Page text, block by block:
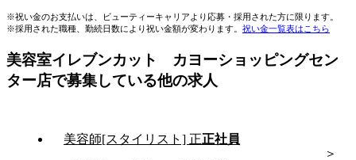
※祝い金のお支払いは、ビューティーキャリアより応募・採用された方に限ります。
※採用された職種、勤続日数により祝い金額が変わります。 祝い金一覧表はこちら
美容室イレブンカット カヨーショッピングセン
ター店で募集している他の求人
美容師[スタイリスト] 正正社員